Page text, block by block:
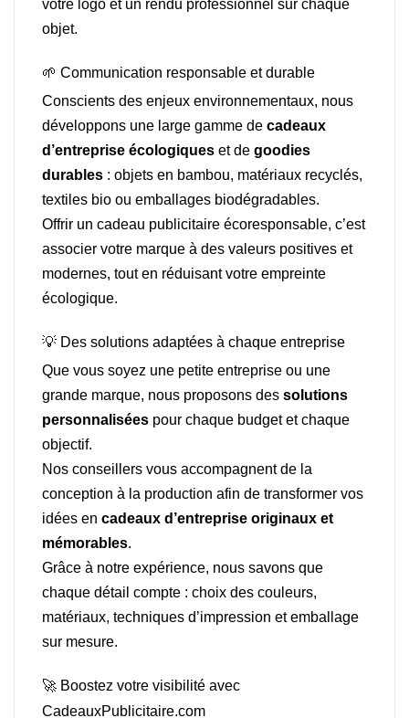
votre logo et un rendu professionnel sur chaque
objet.
🌱 Communication responsable et durable
Conscients des enjeux environnementaux, nous
développons une large gamme de cadeaux
d’entreprise écologiques et de goodies
durables : objets en bambou, matériaux recyclés,
textiles bio ou emballages biodégradables.
Offrir un cadeau publicitaire écoresponsable, c’est
associer votre marque à des valeurs positives et
modernes, tout en réduisant votre empreinte
écologique.
💡 Des solutions adaptées à chaque entreprise
Que vous soyez une petite entreprise ou une
grande marque, nous proposons des solutions
personnalisées pour chaque budget et chaque
objectif.
Nos conseillers vous accompagnent de la
conception à la production afin de transformer vos
idées en cadeaux d’entreprise originaux et
mémorables.
Grâce à notre expérience, nous savons que
chaque détail compte : choix des couleurs,
matériaux, techniques d’impression et emballage
sur mesure.
🚀 Boostez votre visibilité avec
CadeauxPublicitaire.com